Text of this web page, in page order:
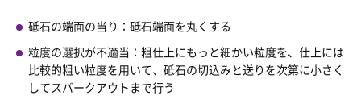
砥石の端面の当り：砥石端面を丸くする
粒度の選択が不適当：粗仕上にもっと細かい粒度を、仕上には
比較的粗い粒度を用いて、砥石の切込みと送りを次第に小さく
してスパークアウトまで行う